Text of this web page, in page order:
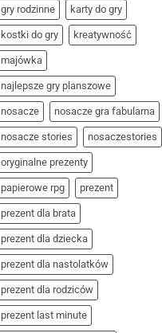
gry rodzinne karty do gry
kostki do gry kreatywność
majówka
najlepsze gry planszowe
nosacze nosacze gra fabularna
nosacze stories nosaczestories
oryginalne prezenty
papierowe rpg prezent
prezent dla brata
prezent dla dziecka
prezent dla nastolatków
prezent dla rodziców
prezent last minute